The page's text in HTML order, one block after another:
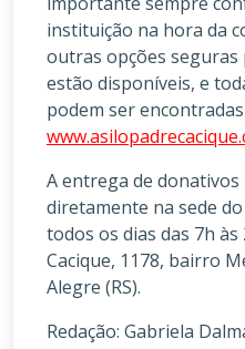
instituição na hora da
outras opções seguras
estão disponíveis, e
podem ser
A entrega de
diretamente na sede
todos os dias das 7h às
Cacique, 1178, bairro
Alegre (RS).
Redação: Gabriela